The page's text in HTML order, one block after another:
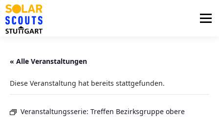
Zum
Inhalt
springen
Menü
« Alle Veranstaltungen
Diese Veranstaltung hat bereits stattgefunden.
Veranstaltungsserie: Treffen Bezirksgruppe obere